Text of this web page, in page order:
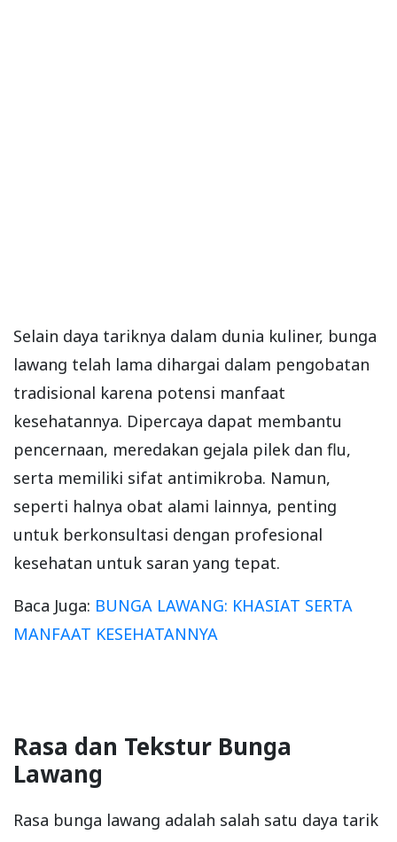
Selain daya tariknya dalam dunia kuliner, bunga
lawang telah lama dihargai dalam pengobatan
tradisional karena potensi manfaat
kesehatannya. Dipercaya dapat membantu
pencernaan, meredakan gejala pilek dan flu,
serta memiliki sifat antimikroba. Namun,
seperti halnya obat alami lainnya, penting
untuk berkonsultasi dengan profesional
kesehatan untuk saran yang tepat.
Baca Juga: BUNGA LAWANG: KHASIAT SERTA
MANFAAT KESEHATANNYA
Rasa dan Tekstur Bunga
Lawang
Rasa bunga lawang adalah salah satu daya tarik